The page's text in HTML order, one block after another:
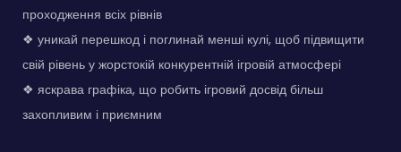
проходження всіх рівнів
❖ уникай перешкод і поглинай менші кулі, щоб підвищити
свій рівень у жорстокій конкурентній ігровій атмосфері
❖ яскрава графіка, що робить ігровий досвід більш
захопливим і приємним